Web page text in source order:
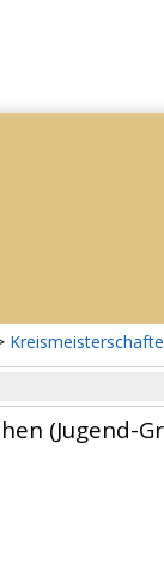
(Jugend-